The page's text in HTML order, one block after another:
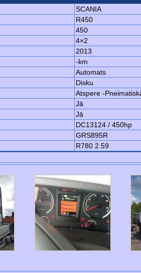
SCANIA
R450
450
4×2
2013
-km
Automats
Disku
Atspere -
Jā
Jā
DC13124 / 450hp
GRS895R
R780 2.59